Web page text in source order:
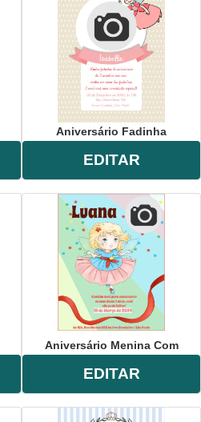
Aniversário Fadinha
EDITAR
Aniversário Menina Com
EDITAR